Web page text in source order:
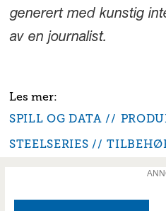
generert med kunstig
av en journalist.
SPILL OG DATA
STEELSERIES